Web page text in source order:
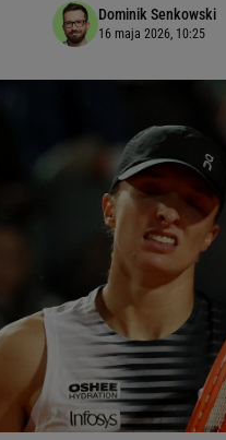
Dominik Senkowski
16 maja 2026, 10:25